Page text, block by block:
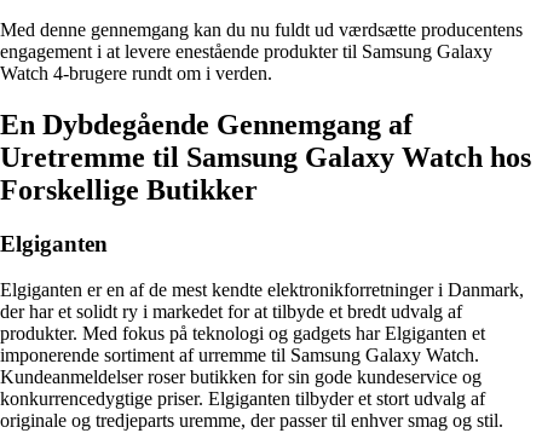
Med denne gennemgang kan du nu fuldt ud værdsætte producentens
engagement i at levere enestående produkter til Samsung Galaxy
Watch 4-brugere rundt om i verden.
En Dybdegående Gennemgang af
Uretremme til Samsung Galaxy Watch hos
Forskellige Butikker
Elgiganten
Elgiganten er en af de mest kendte elektronikforretninger i Danmark,
der har et solidt ry i markedet for at tilbyde et bredt udvalg af
produkter. Med fokus på teknologi og gadgets har Elgiganten et
imponerende sortiment af urremme til Samsung Galaxy Watch.
Kundeanmeldelser roser butikken for sin gode kundeservice og
konkurrencedygtige priser. Elgiganten tilbyder et stort udvalg af
originale og tredjeparts uremme, der passer til enhver smag og stil.